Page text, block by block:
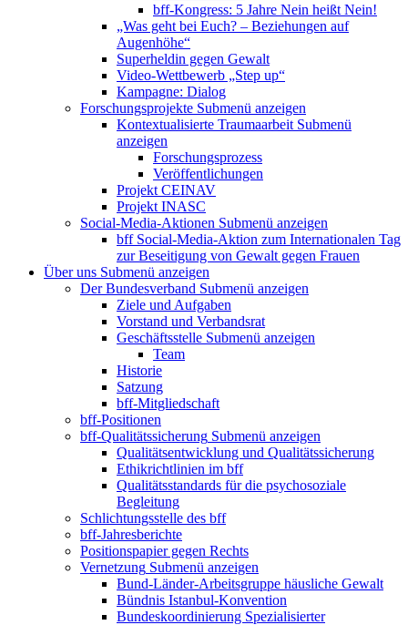
bff-Kongress: 5 Jahre Nein heißt Nein!
„Was geht bei Euch? – Beziehungen auf
Augenhöhe“
Superheldin gegen Gewalt
Video-Wettbewerb „Step up“
Kampagne: Dialog
Forschungsprojekte Submenü anzeigen
Kontextualisierte Traumaarbeit Submenü
anzeigen
Forschungsprozess
Veröffentlichungen
Projekt CEINAV
Projekt INASC
Social-Media-Aktionen Submenü anzeigen
bff Social-Media-Aktion zum Internationalen Tag
zur Beseitigung von Gewalt gegen Frauen
Über uns Submenü anzeigen
Der Bundesverband Submenü anzeigen
Ziele und Aufgaben
Vorstand und Verbandsrat
Geschäftsstelle Submenü anzeigen
Team
Historie
Satzung
bff-Mitgliedschaft
bff-Positionen
bff-Qualitätssicherung Submenü anzeigen
Qualitätsentwicklung und Qualitätssicherung
Ethikrichtlinien im bff
Qualitätsstandards für die psychosoziale
Begleitung
Schlichtungsstelle des bff
bff-Jahresberichte
Positionspapier gegen Rechts
Vernetzung Submenü anzeigen
Bund-Länder-Arbeitsgruppe häusliche Gewalt
Bündnis Istanbul-Konvention
Bundeskoordinierung Spezialisierter